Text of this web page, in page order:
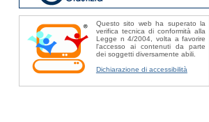
Questo sito web ha superato la
verifica tecnica di conformità alla
Legge n 4/2004, volta a favorire
l'accesso ai contenuti da parte
dei soggetti diversamente abili.
Dichiarazione di accessibilità